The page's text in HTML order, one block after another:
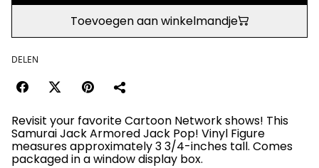
Toevoegen aan winkelmandje
DELEN
Revisit your favorite Cartoon Network shows! This
Samurai Jack Armored Jack Pop! Vinyl Figure
measures approximately 3 3/4-inches tall. Comes
packaged in a window display box.